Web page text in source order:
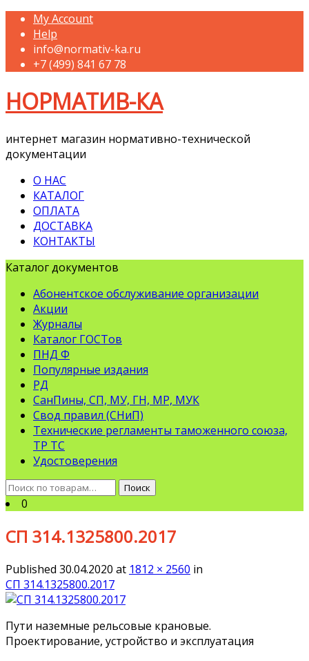
My Account
Help
info@normativ-ka.ru
+7 (499) 841 67 78
НОРМАТИВ-КА
интернет магазин нормативно-технической
документации
О НАС
КАТАЛОГ
ОПЛАТА
ДОСТАВКА
КОНТАКТЫ
Каталог документов
Абонентское обслуживание организации
Акции
Журналы
Каталог ГОСТов
ПНД Ф
Популярные издания
РД
СанПины, СП, МУ, ГН, МР, МУК
Свод правил (СНиП)
Технические регламенты таможенного союза,
ТР ТС
Удостоверения
Искать:
Поиск
0
СП 314.1325800.2017
Published 30.04.2020 at 1812 × 2560 in
СП 314.1325800.2017
Пути наземные рельсовые крановые.
Проектирование, устройство и эксплуатация